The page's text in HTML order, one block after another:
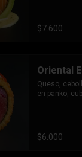
$7.600
Oriental
Queso,
en panko,
$6.000